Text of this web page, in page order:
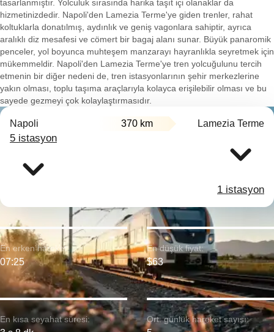
tasarlanmıştır. Yolculuk sırasında harika taşıt içi olanaklar da
hizmetinizdedir. Napoli'den Lamezia Terme'ye giden trenler, rahat
koltuklarla donatılmış, aydınlık ve geniş vagonlara sahiptir, ayrıca
aralıklı diz mesafesi ve cömert bir bagaj alanı sunar. Büyük panaromik
penceler, yol boyunca muhteşem manzarayı hayranlıkla seyretmek için
mükemmeldir. Napoli'den Lamezia Terme'ye tren yolcuğulunu tercih
etmenin bir diğer nedeni de, tren istasyonlarının şehir merkezlerine
yakın olması, toplu taşıma araçlarıyla kolayca erişilebilir olması ve bu
sayede gezmeyi çok kolaylaştırmasıdır.
Napoli 370 km Lamezia Terme
5 istasyon
1 istasyon
En kısa seyahat süresi:
En erken hareket:
07:25
En düşük fiyat:
$63
Ort. günlük hareket sayısı: